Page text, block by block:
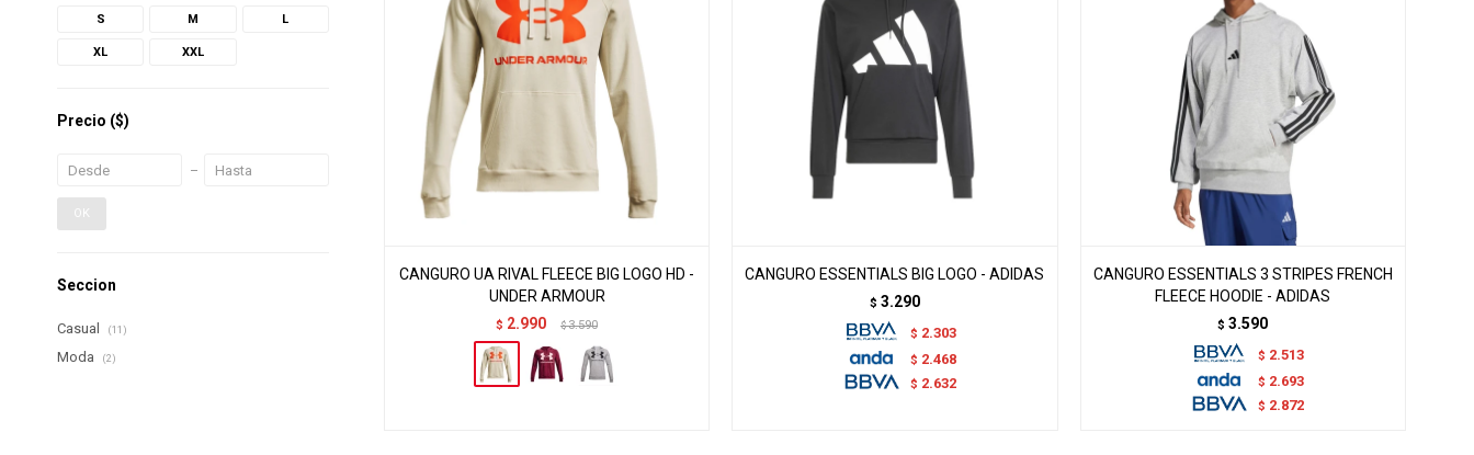
CANGURO UA RIVAL FLEECE BIG LOGO HD -
UNDER ARMOUR
$ 2.990 $ 3.590
CANGURO ESSENTIALS BIG LOGO - ADIDAS
$ 3.290
$ 2.303
$ 2.468
$ 2.632
CANGURO ESSENTIALS 3 STRIPES FRENCH
FLEECE HOODIE - ADIDAS
$ 3.590
$ 2.513
$ 2.693
$ 2.872
S M L
XL XXL
Precio ($)
OK
Seccion
Casual (11)
Moda (2)